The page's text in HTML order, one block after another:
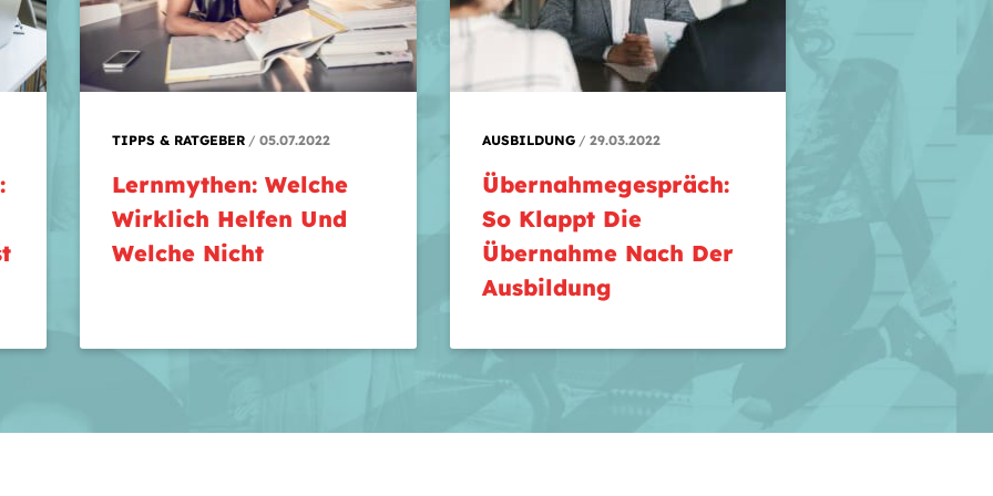
TIPPS & RATGEBER 05.07.2022
Lernmythen: Welche
Wirklich Helfen Und
Welche Nicht
AUSBILDUNG 29.03.2022
Übernahmegespräch:
So Klappt Die
Übernahme Nach Der
Ausbildung